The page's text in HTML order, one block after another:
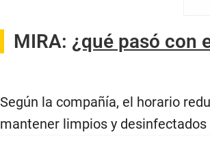
MIRA: ¿qué pasó con
Según la compañía, el horario
mantener limpios y